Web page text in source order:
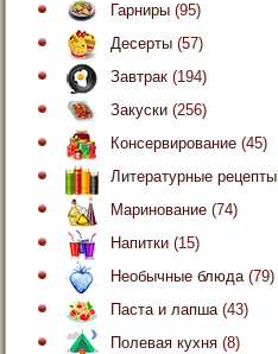
Гарниры (95)
Десерты (57)
Завтрак (194)
Закуски (256)
Консервирование (45)
Литературные рецепты
Маринование (74)
Напитки (15)
Необычные блюда(79)
Паста и лапша(43)
Полевая кухня (8)